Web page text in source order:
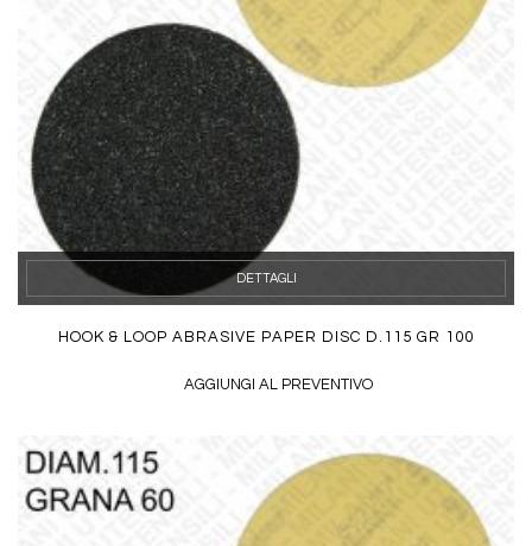
DETTAGLI
HOOK & LOOP ABRASIVE PAPER DISC D.115 GR 100
AGGIUNGI AL PREVENTIVO